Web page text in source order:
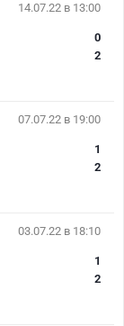
14.07.22 в 13:00
0
2
07.07.22 в 19:00
1
2
03.07.22 в 18:10
1
2